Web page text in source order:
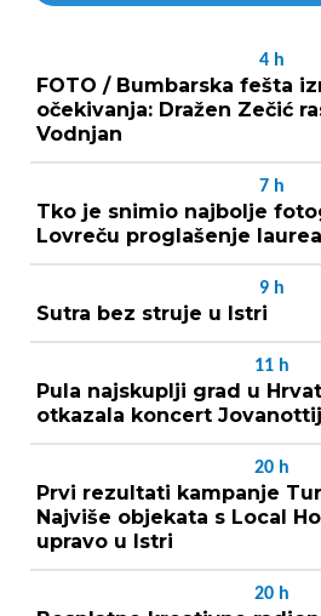
4 h
FOTO / Bumbarska fešta
očekivanja: Dražen Zečić
Vodnjan
7 h
Tko je snimio najbolje
Lovreču proglašenje
9 h
Sutra bez struje u Istri
11 h
Pula najskuplji grad u
otkazala koncert
20 h
Prvi rezultati kampanje
Najviše objekata s Local
upravo u Istri
20 h